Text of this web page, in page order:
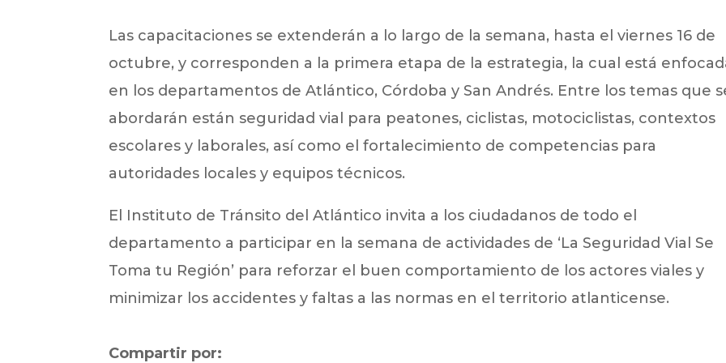
Las capacitaciones se extenderán a lo largo de la semana, hasta el viernes 16 de
octubre, y corresponden a la primera etapa de la estrategia, la cual está
en los departamentos de Atlántico, Córdoba y San Andrés. Entre los temas que
abordarán están seguridad vial para peatones, ciclistas, motociclistas, contextos
escolares y laborales, así como el fortalecimiento de competencias para
autoridades locales y equipos técnicos.
El Instituto de Tránsito del Atlántico invita a los ciudadanos de todo el
departamento a participar en la semana de actividades de ‘La Seguridad Vial Se
Toma tu Región’ para reforzar el buen comportamiento de los actores viales y
minimizar los accidentes y faltas a las normas en el territorio atlanticense.
Compartir por: